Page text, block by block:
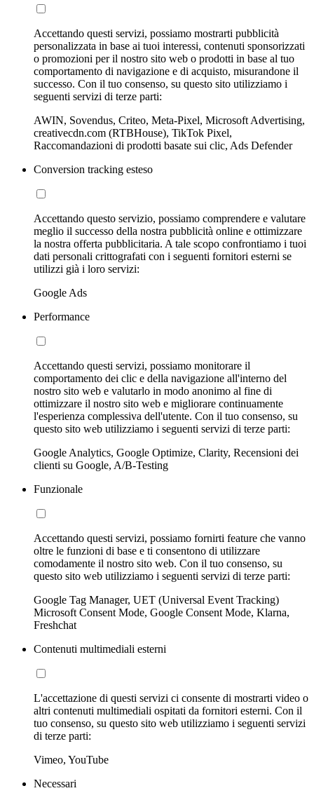
Accettando questi servizi, possiamo mostrarti pubblicità
personalizzata in base ai tuoi interessi, contenuti sponsorizzati
o promozioni per il nostro sito web o prodotti in base al tuo
comportamento di navigazione e di acquisto, misurandone il
successo. Con il tuo consenso, su questo sito utilizziamo i
seguenti servizi di terze parti:
AWIN, Sovendus, Criteo, Meta-Pixel, Microsoft Advertising,
creativecdn.com (RTBHouse), TikTok Pixel,
Raccomandazioni di prodotti basate sui clic, Ads Defender
Conversion tracking esteso
Accettando questo servizio, possiamo comprendere e valutare
meglio il successo della nostra pubblicità online e ottimizzare
la nostra offerta pubblicitaria. A tale scopo confrontiamo i tuoi
dati personali crittografati con i seguenti fornitori esterni se
utilizzi già i loro servizi:
Google Ads
Performance
Accettando questi servizi, possiamo monitorare il
comportamento dei clic e della navigazione all'interno del
nostro sito web e valutarlo in modo anonimo al fine di
ottimizzare il nostro sito web e migliorare continuamente
l'esperienza complessiva dell'utente. Con il tuo consenso, su
questo sito web utilizziamo i seguenti servizi di terze parti:
Google Analytics, Google Optimize, Clarity, Recensioni dei
clienti su Google, A/B-Testing
Funzionale
Accettando questi servizi, possiamo fornirti feature che vanno
oltre le funzioni di base e ti consentono di utilizzare
comodamente il nostro sito web. Con il tuo consenso, su
questo sito web utilizziamo i seguenti servizi di terze parti:
Google Tag Manager, UET (Universal Event Tracking)
Microsoft Consent Mode, Google Consent Mode, Klarna,
Freshchat
Contenuti multimediali esterni
L'accettazione di questi servizi ci consente di mostrarti video o
altri contenuti multimediali ospitati da fornitori esterni. Con il
tuo consenso, su questo sito web utilizziamo i seguenti servizi
di terze parti:
Vimeo, YouTube
Necessari